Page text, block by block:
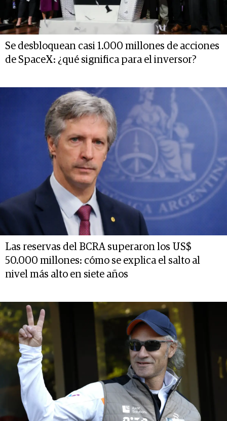
Se desbloquean casi 1.000 millones de acciones
de SpaceX: ¿qué significa para el inversor?
Las reservas del BCRA superaron los US$
50.000 millones: cómo se explica el salto al
nivel más alto en siete años